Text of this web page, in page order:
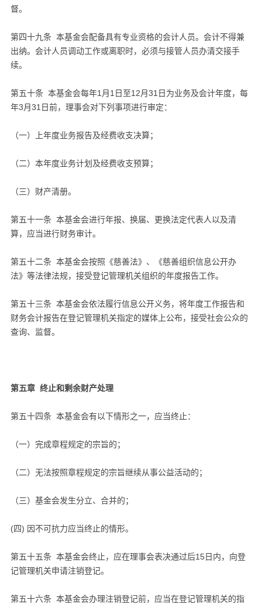
督。
第四十九条 本基金会配备具有专业资格的会计人员。会计不得兼
出纳。会计人员调动工作或离职时，必须与接管人员办清交接手
续。
第五十条 本基金会每年1月1日至12月31日为业务及会计年度，每
年3月31日前，理事会对下列事项进行审定：
（一）上年度业务报告及经费收支决算；
（二）本年度业务计划及经费收支预算；
（三）财产清册。
第五十一条 本基金会进行年报、换届、更换法定代表人以及清
算，应当进行财务审计。
第五十二条 本基金会按照《慈善法》、《慈善组织信息公开办
法》等法律法规，接受登记管理机关组织的年度报告工作。
第五十三条 本基金会依法履行信息公开义务，将年度工作报告和
财务会计报告在登记管理机关指定的媒体上公布，接受社会公众的
查询、监督。
第五章 终止和剩余财产处理
第五十四条 本基金会有以下情形之一，应当终止：
（一）完成章程规定的宗旨的；
（二）无法按照章程规定的宗旨继续从事公益活动的；
（三）基金会发生分立、合并的；
(四) 因不可抗力应当终止的情形。
第五十五条 本基金会终止，应在理事会表决通过后15日内，向登
记管理机关申请注销登记。
第五十六条 本基金会办理注销登记前，应当在登记管理机关的指